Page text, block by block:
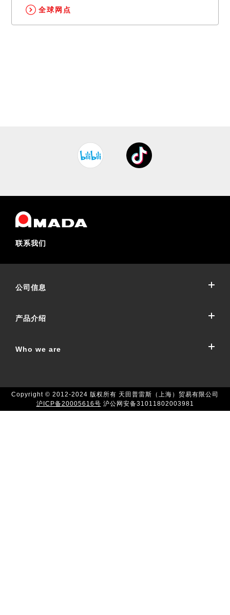
全球网点
联系我们
公司信息
公司概要
国内网点
日本网点(冲压机械事业)
产品介绍
冲压加工系统
冲床加工自动化
Who we are
天田冲压设备的优势
Copyright © 2012-2024 版权所有 天田普雷斯（上海）贸易有限公司
沪ICP备20005616号 沪公网安备31011802003981